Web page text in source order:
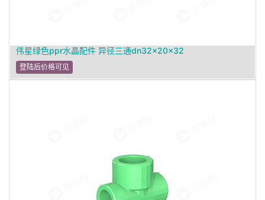
伟星绿色ppr水晶配件 异径三通dn32×20×32
登陆后价格可见